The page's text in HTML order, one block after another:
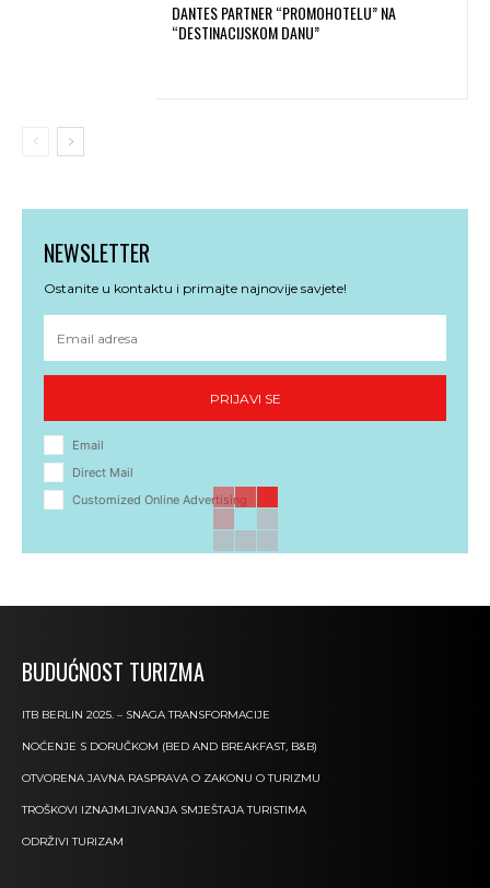
DANTES PARTNER “PROMOHOTELU” NA
“DESTINACIJSKOM DANU”
NEWSLETTER
Ostanite u kontaktu i primajte najnovije savjete!
PRIJAVI SE
Email
Direct Mail
Customized Online Advertising
BUDUĆNOST TURIZMA
ITB BERLIN 2025. – SNAGA TRANSFORMACIJE
NOĆENJE S DORUČKOM (BED AND BREAKFAST, B&B)
OTVORENA JAVNA RASPRAVA O ZAKONU O TURIZMU
TROŠKOVI IZNAJMLJIVANJA SMJEŠTAJA TURISTIMA
ODRŽIVI TURIZAM